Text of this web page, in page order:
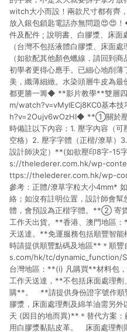
witch大小而設！兩款尺寸都有齊
放入銀包鎖匙電話亦無問題😍😍
件及配件 ; 說明書、白膠漿、床
（台灣不包括液體白膠漿、床面
（如欲配其他顏色蠟線，請回到
初學者更得心應手。已細心地削
美，纖薄細緻。水染頭層牛皮為
都更勝一籌◆ **影片教學**雙層
m/watch?v=vMyIECj8KC0基本
h?v=2Oujv6wOzHI◆ **①關於壓
時備註以下內容：1. 壓字內容（
空格）2. 壓字字體（正楷/潦草）
設計師決定）**(如欲壓印8字-15
s://thelederer.com.hk/wp-
ttps://thelederer.com.hk/wp-
參考：正體/潦草字粒大小4mm*
絡；如沒有註明位置，設計師會
體，會預設為正楷字體。**② 寄
工作天出貨。**香港、澳門地區
天送達。**免運服務包括順豐智
時請提供順豐點碼及地區**＊順
s.com/hk/tc/dynamic_function/
台灣地區：**(i) 凡購買**材料包
工作天送達，**不包括床面處理
購**。 **請提供身份證字號作順
膠漿，床面處理劑及綿羊油需另
天 (因目的地而異)**＊替代方案
用白膠漿黏貼皮革。 床面處理劑